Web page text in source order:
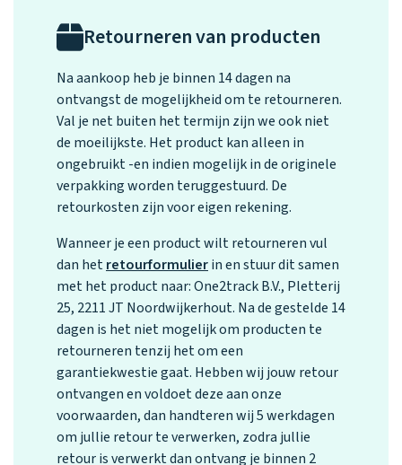
Retourneren van producten
Na aankoop heb je binnen 14 dagen na
ontvangst de mogelijkheid om te retourneren.
Val je net buiten het termijn zijn we ook niet
de moeilijkste. Het product kan alleen in
ongebruikt -en indien mogelijk in de originele
verpakking worden teruggestuurd. De
retourkosten zijn voor eigen rekening.
Wanneer je een product wilt retourneren vul
dan hetretourformulierin en stuur dit samen
met het product naar: One2track B.V., Pletterij
25, 2211 JT Noordwijkerhout. Na de gestelde 14
dagen is het niet mogelijk om producten te
retourneren tenzij het om een
garantiekwestie gaat. Hebben wij jouw retour
ontvangen en voldoet deze aan onze
voorwaarden, dan handteren wij 5 werkdagen
om jullie retour te verwerken, zodra jullie
retour is verwerkt dan ontvang je binnen 2